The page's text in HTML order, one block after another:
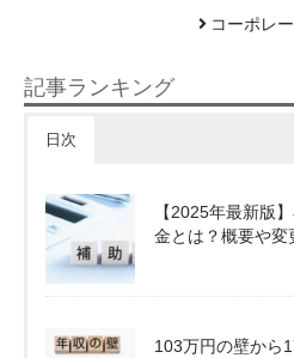
コーポレ
記事ランキング
日次
【2025年最新版
金とは？概要や変
103万円の壁から